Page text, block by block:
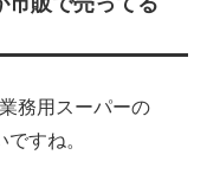
務用スーパーの
すね。